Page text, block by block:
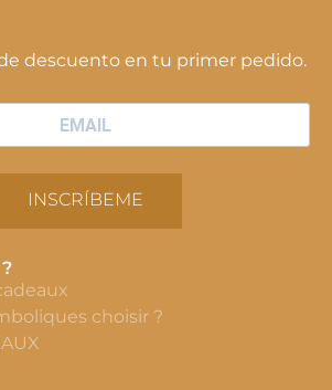
descuento en tu primer pedido.
INSCRÍBEME
choisir ?